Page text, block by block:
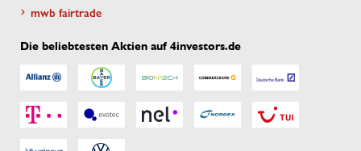
mwb fairtrade
Die beliebtesten Aktien auf 4investors.de